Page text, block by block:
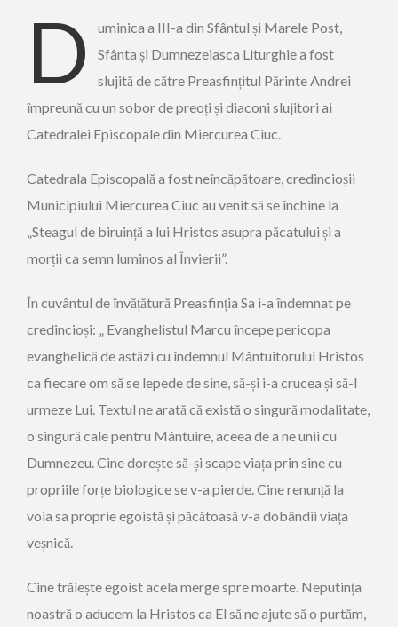
D
uminica a III-a din Sfântul și Marele Post,
Sfânta și Dumnezeiasca Liturghie a fost
slujită de către Preasfințitul Părinte Andrei
împreună cu un sobor de preoți și diaconi slujitori ai
Catedralei Episcopale din Miercurea Ciuc.
Catedrala Episcopală a fost neîncăpătoare, credincioșii
Municipiului Miercurea Ciuc au venit să se închine la
„Steagul de biruință a lui Hristos asupra păcatului și a
morții ca semn luminos al Învierii”.
În cuvântul de învățătură Preasfinția Sa i-a îndemnat pe
credincioși: „ Evanghelistul Marcu începe pericopa
evanghelică de astăzi cu îndemnul Mântuitorului Hristos
ca fiecare om să se lepede de sine, să-și i-a crucea și să-I
urmeze Lui. Textul ne arată că există o singură modalitate,
o singură cale pentru Mântuire, aceea de a ne unii cu
Dumnezeu. Cine dorește să-și scape viața prin sine cu
propriile forțe biologice se v-a pierde. Cine renunță la
voia sa proprie egoistă și păcătoasă v-a dobândii viața
veșnică.
Cine trăiește egoist acela merge spre moarte. Neputința
noastră o aducem la Hristos ca El să ne ajute să o purtăm,